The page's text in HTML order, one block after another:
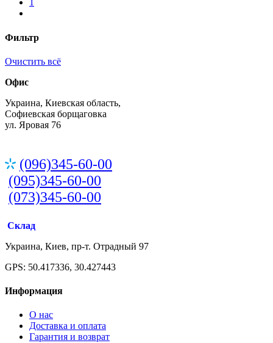
1
Фильтр
Очистить всё
Офис
Украина, Киевская область,
Софиевская борщаговка
ул. Яровая 76
(096)345-60-00
(095)345-60-00
(073)345-60-00
Склад
Украина, Киев, пр-т. Отрадный 97
GPS: 50.417336, 30.427443
Информация
О нас
Доставка и оплата
Гарантия и возврат